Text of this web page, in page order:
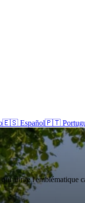
🇪🇸 Español🇵🇹
abrite l'emblématique